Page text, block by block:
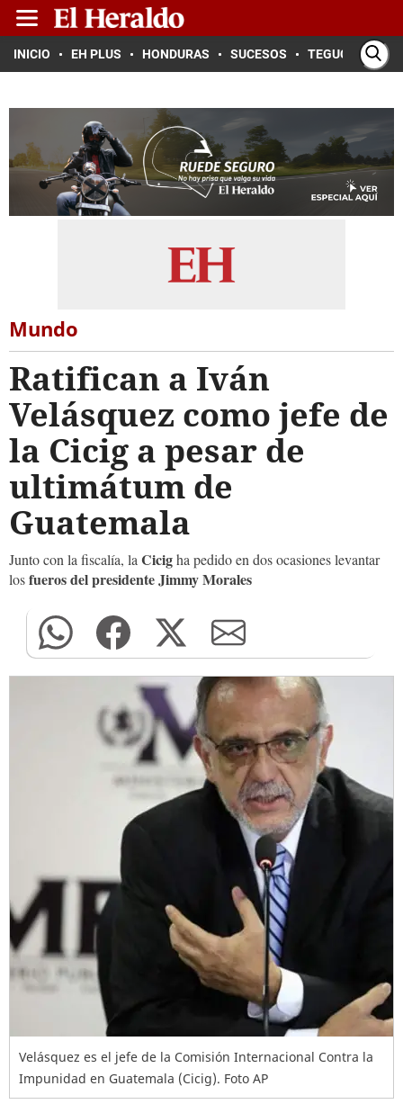
INICIO EH PLUS HONDURAS SUCESOS TEGUCIGALPA
Mundo
Ratifican a Iván
Velásquez como jefe de
la Cicig a pesar de
ultimátum de
Guatemala
Junto con la fiscalía, la Cicigha pedido en dos ocasiones levantar
losfueros del presidente Jimmy Morales
Velásquez es el jefe de la Comisión Internacional Contra la
Impunidad en Guatemala (Cicig). Foto AP